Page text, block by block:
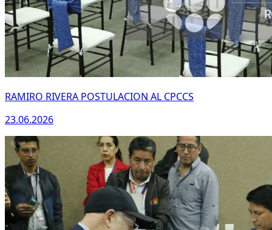
RAMIRO RIVERA POSTULACION AL CPCCS
23.06.2026